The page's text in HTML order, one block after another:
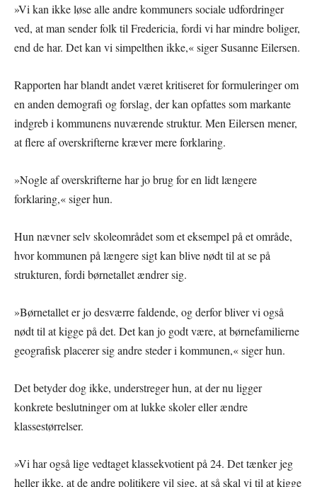
»Vi kan ikke løse alle andre kommuners sociale udfordringer
ved, at man sender folk til Fredericia, fordi vi har mindre boliger,
end de har. Det kan vi simpelthen ikke,« siger Susanne Eilersen.
Rapporten har blandt andet været kritiseret for formuleringer om
en anden demografi og forslag, der kan opfattes som markante
indgreb i kommunens nuværende struktur. Men Eilersen mener,
at flere af overskrifterne kræver mere forklaring.
»Nogle af overskrifterne har jo brug for en lidt længere
forklaring,« siger hun.
Hun nævner selv skoleområdet som et eksempel på et område,
hvor kommunen på længere sigt kan blive nødt til at se på
strukturen, fordi børnetallet ændrer sig.
»Børnetallet er jo desværre faldende, og derfor bliver vi også
nødt til at kigge på det. Det kan jo godt være, at børnefamilierne
geografisk placerer sig andre steder i kommunen,« siger hun.
Det betyder dog ikke, understreger hun, at der nu ligger
konkrete beslutninger om at lukke skoler eller ændre
klassestørrelser.
»Vi har også lige vedtaget klassekvotient på 24. Det tænker jeg
heller ikke, at de andre politikere vil sige, at så skal vi til at kigge